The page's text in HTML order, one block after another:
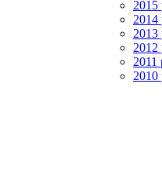
2015
2014
2013
2012
2011
2010